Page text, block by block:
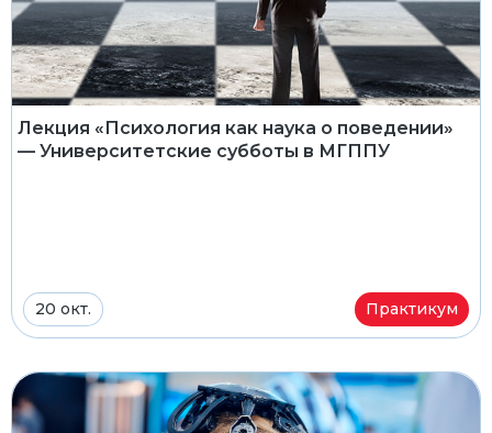
Лекция «Психология как наука о поведении»
— Университетские субботы в МГППУ
20 окт. Практикум